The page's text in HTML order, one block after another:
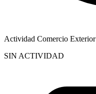
Actividad Comercio Exterior
SIN ACTIVIDAD